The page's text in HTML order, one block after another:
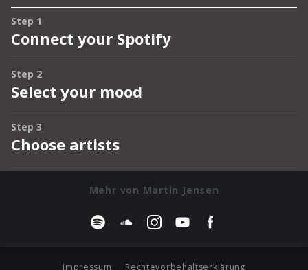
Mehr von Martin Jensen
Impressum Rechtevorbehaltserklärung